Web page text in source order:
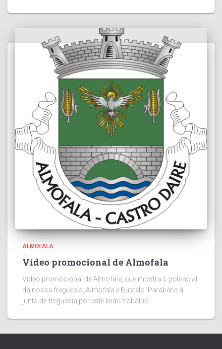
ALMOFALA
Vídeo promocional de Almofala
Vídeo promocional de Almofala, que mostra o potencial
da nossa freguesia, Almofala e Bustelo. Parabéns à
junta de freguesia por este lindo trabalho.